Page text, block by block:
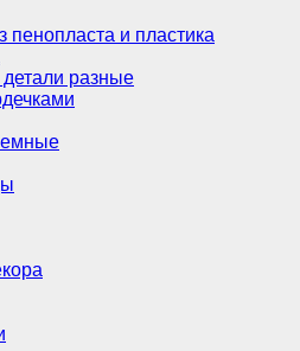
и пластика
разные